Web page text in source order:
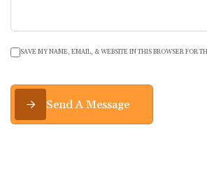
SAVE MY NAME, EMAIL, & WEBSITE IN THIS BROWSER FOR
Send A Message